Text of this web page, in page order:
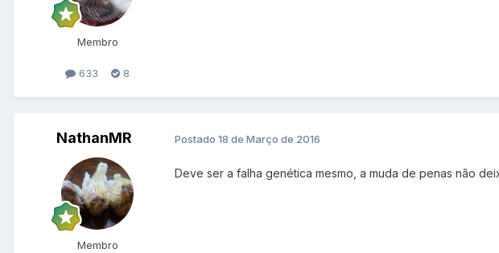
Membro
633 8
NathanMR
Membro
Postado 18 de Março de 2016
Deve ser a falha genética mesmo, a muda de penas não